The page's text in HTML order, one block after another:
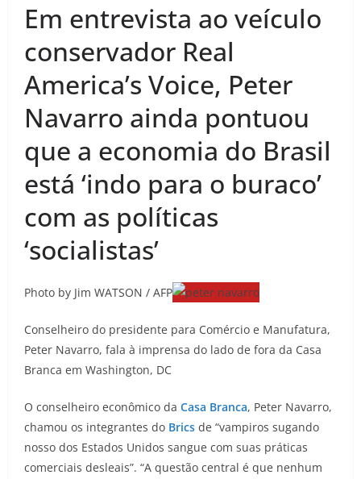
Em entrevista ao veículo
conservador Real
America’s Voice, Peter
Navarro ainda pontuou
que a economia do Brasil
está ‘indo para o buraco’
com as políticas
‘socialistas’
Photo by Jim WATSON / AFP
Conselheiro do presidente para Comércio e Manufatura,
Peter Navarro, fala à imprensa do lado de fora da Casa
Branca em Washington, DC
O conselheiro econômico da Casa Branca, Peter Navarro,
chamou os integrantes do Brics de “vampiros sugando
nosso dos Estados Unidos sangue com suas práticas
comerciais desleais”. “A questão central é que nenhum